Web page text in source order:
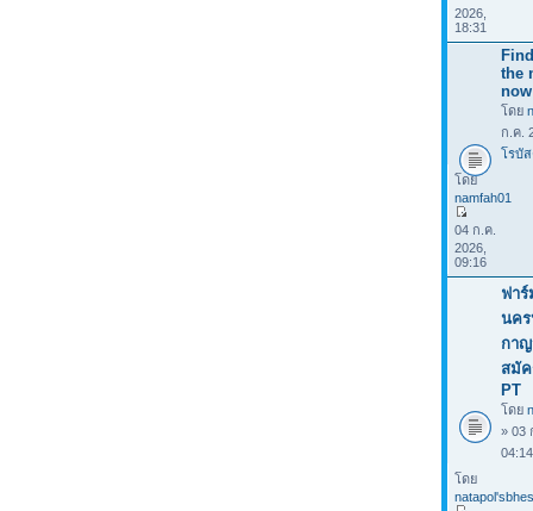
2026,
18:31
the
now
โดย
ก.ค.
โรบั
โดย
namfah01
04 ก.ค.
2026,
09:16
ฟาร์
นค
กาญ
สมัค
PT
โดย
» 03
โดย